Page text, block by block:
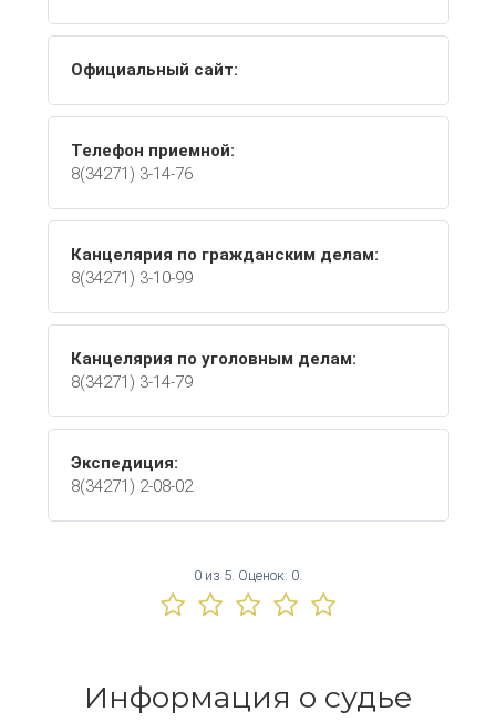
Официальный сайт:
Телефон приемной:
8(34271) 3-14-76
Канцелярия по гражданским делам:
8(34271) 3-10-99
Канцелярия по уголовным делам:
8(34271) 3-14-79
Экспедиция:
8(34271) 2-08-02
0 из 5. Оценок: 0
Информация о судье